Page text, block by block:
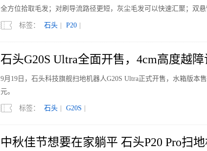
全方位拾取毛发；对刷导流路径更短，灰尘毛发可以快速汇聚；双
吸入；最后18500Pa大吸力可以将毛发急速传至尘盒。
标签： 石头 P20
石头G20S Ultra全面开售，4cm高度越
9月19日，石头科技旗舰扫地机器人G20S Ultra正式开售，水箱版本
元。
标签： 石头 G20S
中秋佳节想要在家躺平 石头P20 Pro扫